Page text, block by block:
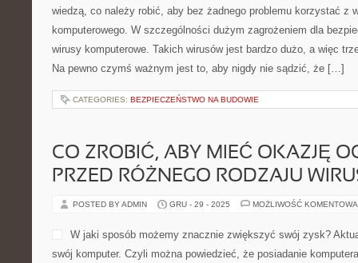
wiedzą, co należy robić, aby bez żadnego problemu korzystać z
komputerowego. W szczególności dużym zagrożeniem dla
wirusy komputerowe. Takich wirusów jest bardzo dużo, a więc
Na pewno czymś ważnym jest to, aby nigdy nie sądzić, że […]
CATEGORIES: BEZPIECZEŃSTWO NA BUDOWIE
CO ZROBIĆ, ABY MIEĆ OKAZJĘ
PRZED RÓŻNEGO RODZAJU
POSTED BY ADMIN GRU - 29 - 2025 MOŻLIWOŚĆ
W jaki sposób możemy znacznie zwiększyć swój zysk?
swój komputer. Czyli można powiedzieć, że posiadanie